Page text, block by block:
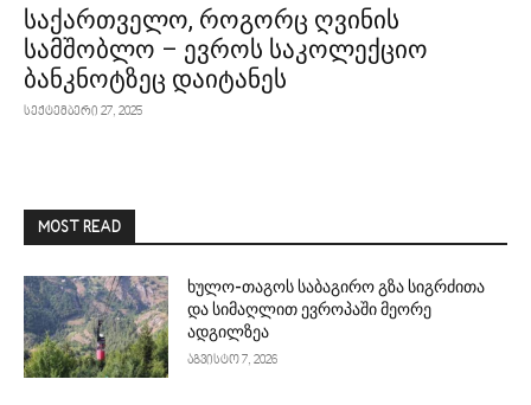
საქართველო, როგორც ღვინის
სამშობლო – ევროს საკოლექციო
ბანკნოტზეც დაიტანეს
სექტემბერი 27, 2025
MOST READ
ხულო-თაგოს საბაგირო გზა სიგრძითა
და სიმაღლით ევროპაში მეორე
ადგილზეა
აგვისტო 7, 2026